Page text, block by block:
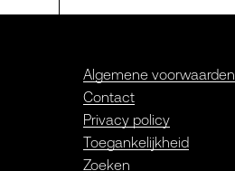
Algemene voorwaarden
Contact
Privacy policy
Toegankelijkheid
Zoeken